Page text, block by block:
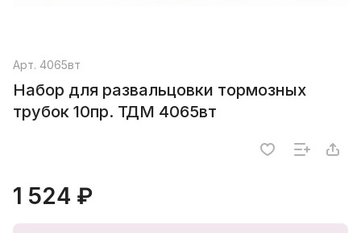
Арт. 4065вт
Набор для развальцовки тормозных
трубок 10пр. ТДМ 4065вт
1 524 ₽